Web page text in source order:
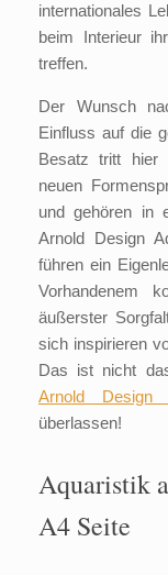
internationales
beim Interieur
treffen.
Der Wunsch
Einfluss auf die
Besatz tritt hier
neuen
und gehören in
Arnold Design
führen ein
Vorhandenem
äußerster
sich inspirieren
Das ist nicht
Arnold Design
überlassen!
Aquaristik
A4 Seite